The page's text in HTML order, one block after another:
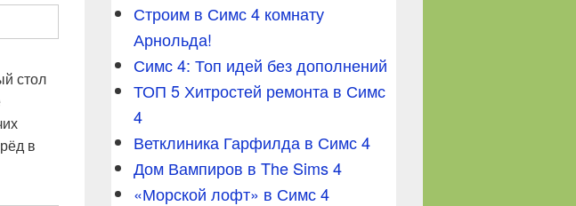
стол
в
Строим в Симс 4 комнату
Арнольда!
Симс 4: Топ идей без дополнений
ТОП 5 Хитростей ремонта в Симс
4
Ветклиника Гарфилда в Симс 4
Дом Вампиров в The Sims 4
«Морской лофт» в Симс 4